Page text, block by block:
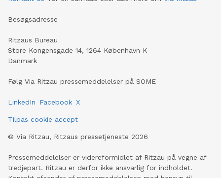
Besøgsadresse
Ritzaus Bureau
Store Kongensgade 14, 1264 København K
Danmark
Følg Via Ritzau pressemeddelelser på SOME
LinkedIn Facebook X
Tilpas cookie accept
© Via Ritzau, Ritzaus pressetjeneste 2026
Pressemeddelelser er videreformidlet af Ritzau på vegne af
tredjepart. Ritzau er derfor ikke ansvarlig for indholdet.